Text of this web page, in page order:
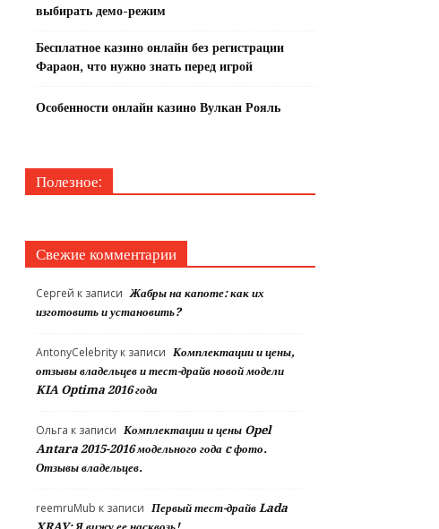
выбирать демо-режим
Бесплатное казино онлайн без регистрации
Фараон, что нужно знать перед игрой
Особенности онлайн казино Вулкан Рояль
Полезное:
Свежие комментарии
Сергей к записи Жабры на капоте: как их
изготовить и установить?
AntonyCelebrity к записи Комплектации и цены,
отзывы владельцев и тест-драйв новой модели
KIA Optima 2016 года
Ольга к записи Комплектации и цены Opel
Antara 2015-2016 модельного года c фото.
Отзывы владельцев.
reemruMub к записи Первый тест-драйв Lada